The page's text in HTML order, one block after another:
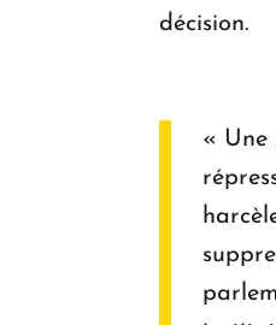
décision.
« Une